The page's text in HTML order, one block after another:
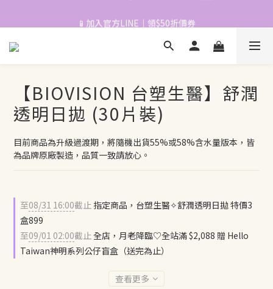
【BIOVISION 台塑生醫】舒潤
透明日拋 (30片裝)
目前商品為升級過渡期，將隨機出貨55%或58%含水量版本，皆
為品牌原廠製造，品質一致請放心。
至08/31 16:00截止 指定商品，台塑生醫✧舒潤透明日拋 特價3
盒899
至09/01 02:00截止全店，月老降臨♡全站滿 $2,088 贈 Hello
Taiwan神明系列公仔盲盒（送完為止）
查看更多